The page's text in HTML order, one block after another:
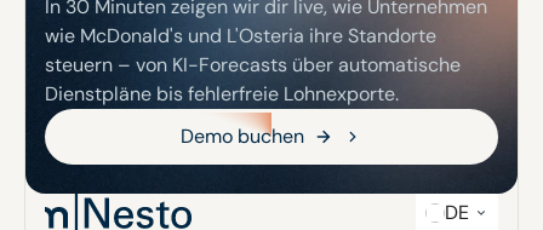
sortieren und filtern. Sieh sofort, welches Restaurant
die beste Performance hat, welches Hotel
Optimierungsbedarf hat. Perfekt für Gastronomie-
Ketten, Hotel-Gruppen und Einzelhandels-Betriebe
mit zentralem Controlling.
In 30 Minuten zeigen wir dir live, wie Unternehmen
wie McDonald's und L'Osteria ihre Standorte
steuern – von KI-Forecasts über automatische
Dienstpläne bis fehlerfreie Lohnexporte.
Demo buchen
Demo buchen
DE